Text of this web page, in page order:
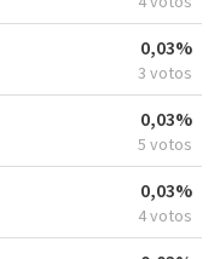
0,03%
3 votos
0,03%
5 votos
0,03%
4 votos